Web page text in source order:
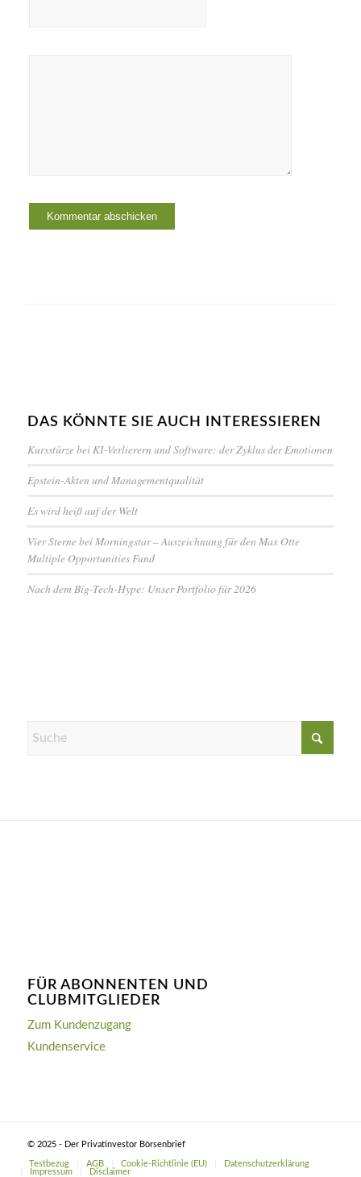
DAS KÖNNTE SIE AUCH INTERESSIEREN
Kursstürze bei KI-Verlierern und Software: der Zyklus der Emotionen
Epstein-Akten und Managementqualität
Es wird heiß auf der Welt
Vier Sterne bei Morningstar – Auszeichnung für den Max Otte
Multiple Opportunities Fund
Nach dem Big-Tech-Hype: Unser Portfolio für 2026
FÜR ABONNENTEN UND
CLUBMITGLIEDER
Zum Kundenzugang
Kundenservice
© 2025 - Der Privatinvestor Börsenbrief
Testbezug AGB Cookie-Richtlinie (EU)
Datenschutzerklärung
Impressum
Disclaimer